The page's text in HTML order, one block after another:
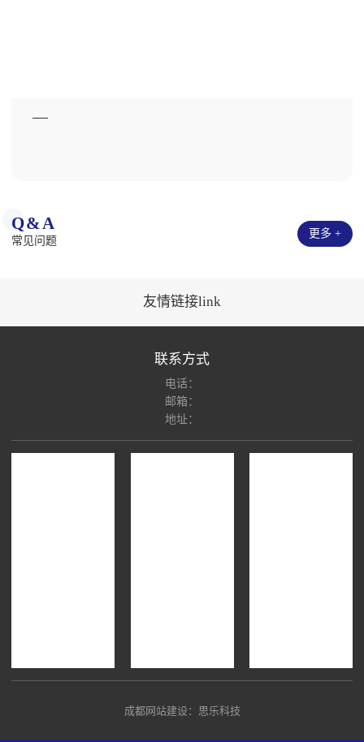
Q&A
常见问题
更多 +
友情链接link
联系方式
电话：
邮箱：
地址：
成都网站建设：思乐科技